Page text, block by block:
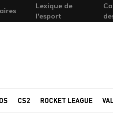
Lexique de
l'esport
CS2 ROCKET LEAGUE